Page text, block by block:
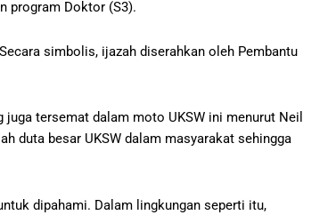
program Doktor (S3).
simbolis, ijazah diserahkan oleh Pembantu
tersemat dalam moto UKSW ini menurut Neil
duta besar UKSW dalam masyarakat sehingga
dipahami. Dalam lingkungan seperti itu,